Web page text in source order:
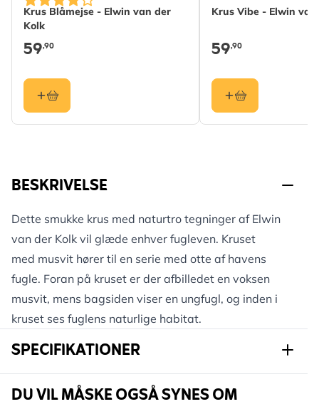
Krus Blåmejse - Elwin van der
Kolk
59,90
Krus Vibe - Elwin
59,90
BESKRIVELSE
Dette smukke krus med naturtro tegninger af Elwin
van der Kolk vil glæde enhver fugleven. Kruset
med musvit hører til en serie med otte af havens
fugle. Foran på kruset er der afbilledet en voksen
musvit, mens bagsiden viser en ungfugl, og inden i
kruset ses fuglens naturlige habitat.
SPECIFIKATIONER
Varenummer 979340119
DU VIL MÅSKE OGSÅ SYNES OM